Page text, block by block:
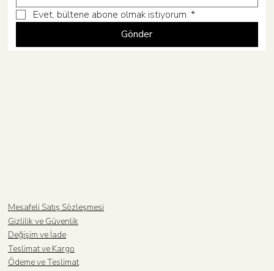
Mesafeli Satış Sözleşmesi
Gizlilik ve Güvenlik
Değişim ve İade
Teslimat ve Kargo
Ödeme ve Teslimat
Evet, bültene abone olmak istiyorum. *
Gönder